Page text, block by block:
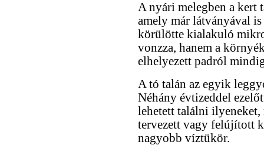
A nyári melegben a kert
amely már látványával
körülötte kialakuló
vonzza, hanem a
elhelyezett padról
A tó talán az egyik
Néhány évtizeddel
lehetett találni
tervezett vagy felújított
nagyobb víztükör.